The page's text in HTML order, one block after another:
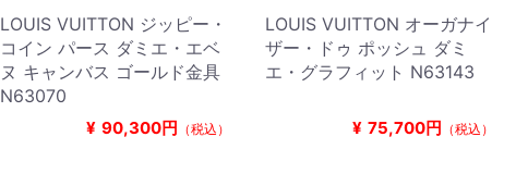
LOUIS VUITTON ジッピー・
コイン パース ダミエ・エベ
ヌ キャンバス ゴールド金具
N63070
¥ 90,300円 （税込）
LOUIS VUITTON オーガナイ
ザー・ドゥ ポッシュ ダミ
エ・グラフィット N63143
¥ 75,700円 （税込）